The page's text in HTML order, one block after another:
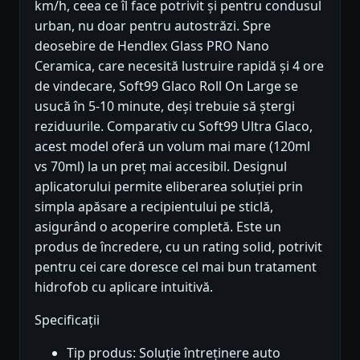
km/h, ceea ce îl face potrivit și pentru condusul
urban, nu doar pentru autostrăzi. Spre
deosebire de Hendlex Glass PRO Nano
Ceramica, care necesită lustruire rapidă și 4 ore
de vindecare, Soft99 Glaco Roll On Large se
usucă în 5-10 minute, deși trebuie să ștergi
reziduurile. Comparativ cu Soft99 Ultra Glaco,
acest model oferă un volum mai mare (120ml
vs 70ml) la un preț mai accesibil. Designul
aplicatorului permite eliberarea soluției prin
simpla apăsare a recipientului pe sticlă,
asigurând o acoperire completă. Este un
produs de încredere, cu un rating solid, potrivit
pentru cei care doresce cel mai bun tratament
hidrofob cu aplicare intuitivă.
Specificații
Tip produs: Soluție întreținere auto